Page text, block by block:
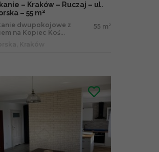
– Kraków – Ruczaj – ul.
– 55 m²
dwupokojowe z
na Kopiec Koś...
55 m 2